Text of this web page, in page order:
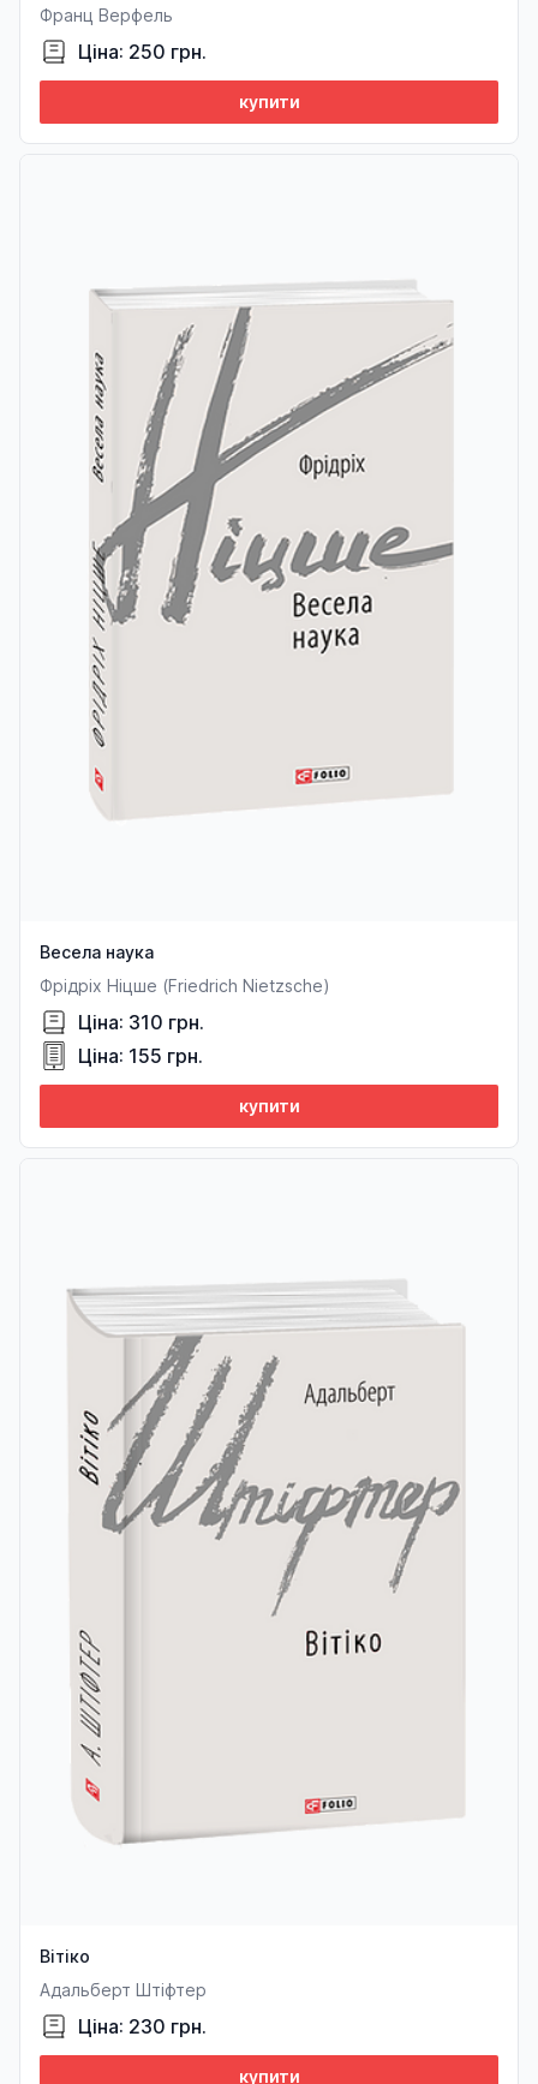
Франц Верфель
Ціна: 250 грн.
купити
Весела наука
Фрідріх Ніцше (Friedrich Nietzsche)
Ціна: 310 грн.
Ціна: 155 грн.
купити
Вітіко
Адальберт Штіфтер
Ціна: 230 грн.
купити